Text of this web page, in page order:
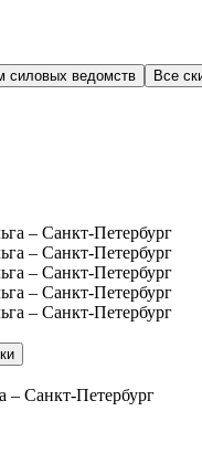
силовых ведомств Все
– Санкт-Петербург